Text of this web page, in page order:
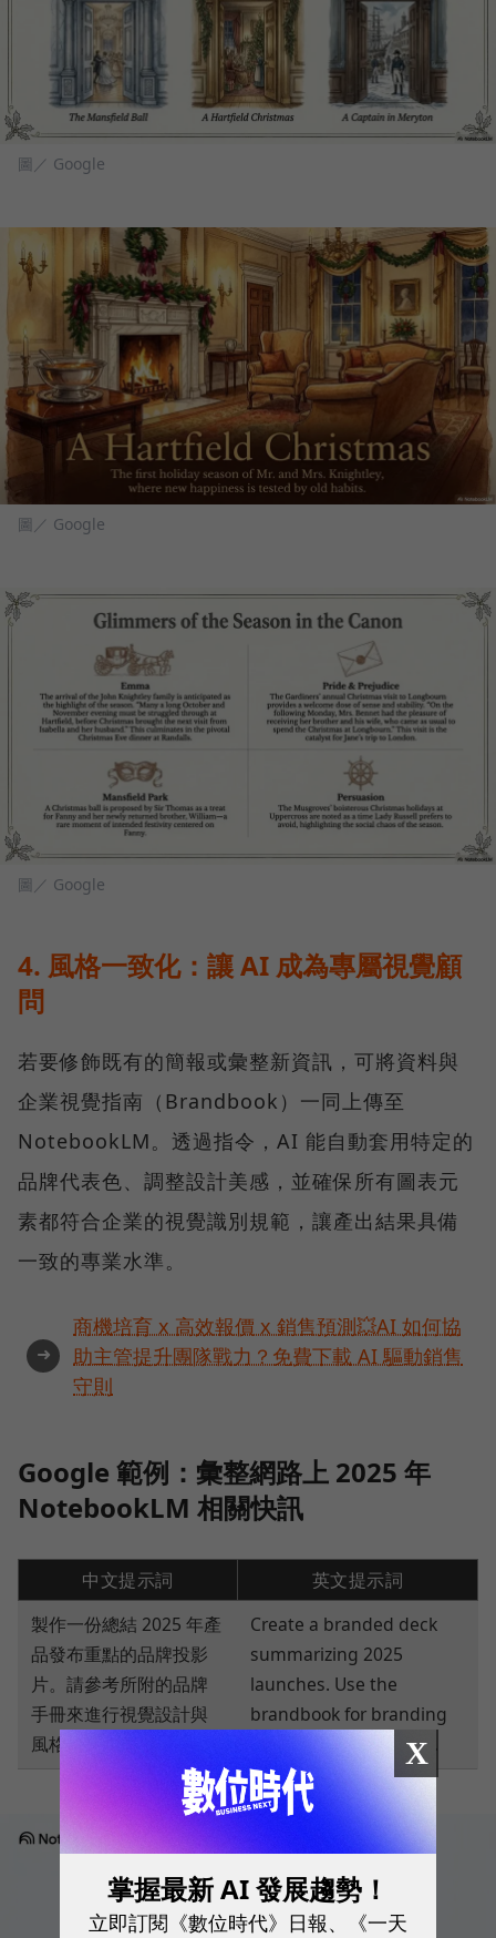
圖／ Google
圖／ Google
圖／ Google
4. 風格一致化：讓 AI 成為專屬視覺顧
問
若要修飾既有的簡報或彙整新資訊，可將資料與
企業視覺指南（Brandbook）一同上傳至
NotebookLM。透過指令，AI 能自動套用特定的
品牌代表色、調整設計美感，並確保所有圖表元
素都符合企業的視覺識別規範，讓產出結果具備
一致的專業水準。
➜
商機培育 x 高效報價 x 銷售預測💥AI 如何協
助主管提升團隊戰力？免費下載 AI 驅動銷售
守則
Google 範例：彙整網路上 2025 年
NotebookLM 相關快訊
中文提示詞
英文提示詞
製作一份總結 2025 年產
品發布重點的品牌投影
片。請參考所附的品牌
手冊來進行視覺設計與
風格設定。
Create a branded deck
summarizing 2025
launches. Use the
brandbook for branding
and styling references.
X
掌握最新 AI 發展趨勢！
立即訂閱《數位時代》日報、《一天